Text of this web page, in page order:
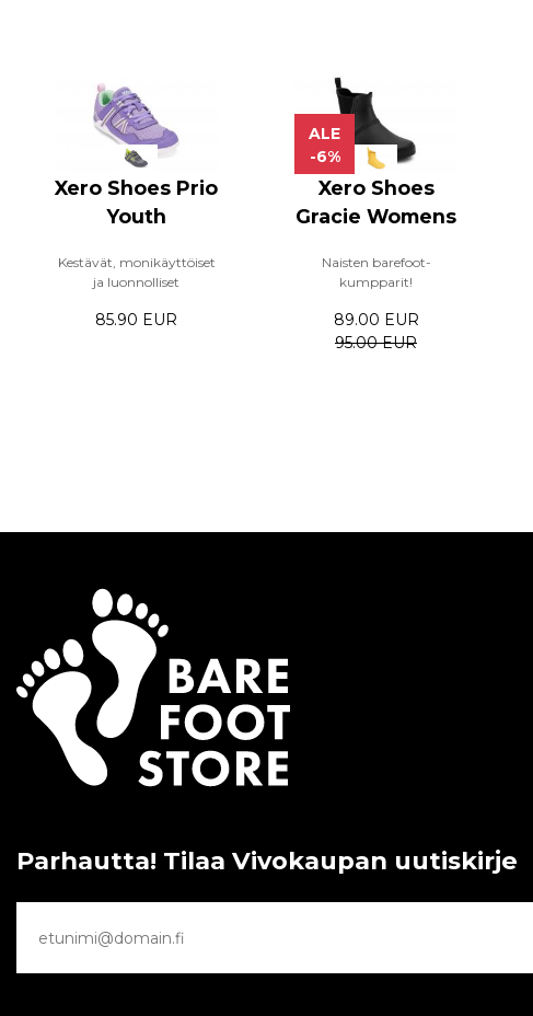
Xero Shoes Prio
Youth
Kestävät, monikäyttöiset
ja luonnolliset
85.90 EUR
ALE
-6%
Xero Shoes
Gracie Womens
Naisten barefoot-
kumpparit!
89.00 EUR
95.00 EUR
Parhautta! Tilaa Vivokaupan uutiskirje